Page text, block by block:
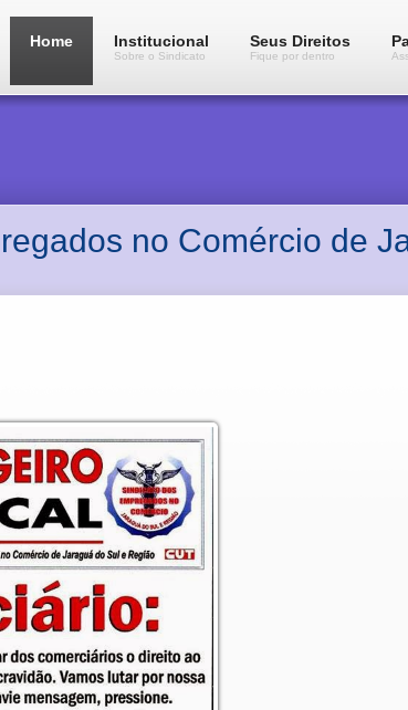
Home Institucional
Sobre o Sindicato
Seus Direitos
Fique por dentro
no Comércio de